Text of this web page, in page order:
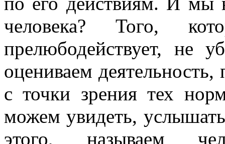
человека? Того,
прелюбодействует, не
оцениваем деятельность,
с точки зрения тех
можем увидеть,
этого, называем